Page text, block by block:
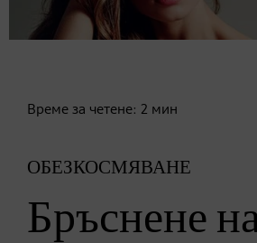
Време за четене: 2 мин
ОБЕЗКОСМЯВАНЕ
Бръснене